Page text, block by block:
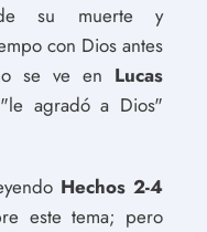
su muerte y
con Dios antes
se ve en Lucas
agradó a Dios"
Hechos 2-4
este tema; pero